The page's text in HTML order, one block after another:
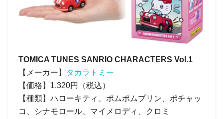
TOMICA TUNES SANRIO CHARACTERS Vol.1
【メーカー】
タカラトミー
【価格】1,320円（税込）
【種類】ハローキティ、ポムポムプリン、ポチャッ
コ、シナモロール、マイメロディ、クロミ